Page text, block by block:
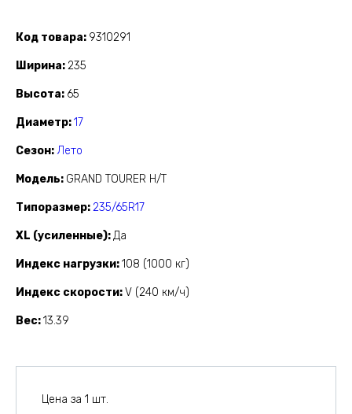
Код товара 9310291
Ширина 235
Высота 65
Диаметр 17
Сезон Лето
Модель GRAND TOURER H/T
Типоразмер 235/65R17
XL (усиленные) Да
Индекс нагрузки 108 (1000 кг)
Индекс скорости V (240 км/ч)
Вес 13.39
Цена за 1 шт.